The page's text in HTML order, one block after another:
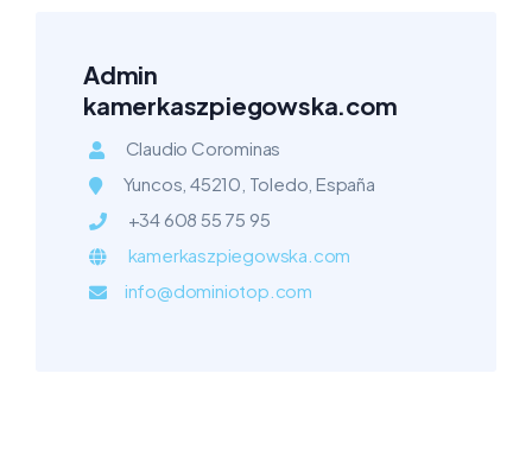
Admin
kamerkaszpiegowska.com
Claudio Corominas
Yuncos, 45210, Toledo, España
+34 608 55 75 95
kamerkaszpiegowska.com
info@dominiotop.com